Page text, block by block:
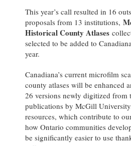
This year’s call resulted in 16
proposals from 13 institutions,
Historical County Atlases
selected to be added to
year.
Canadiana’s current microfilm
county atlases will be enhanced
26 versions newly digitized from
publications by McGill
resources, which contribute to
how Ontario communities
be significantly easier to use